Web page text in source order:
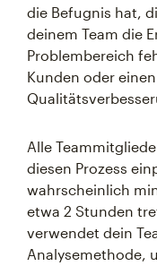
die Befugnis hat,
deinem Team die
Problembereich
Kunden oder
Alle
diesen Prozess
wahrscheinlich
etwa 2 Stunden
verwendet dein
Analysemethode,